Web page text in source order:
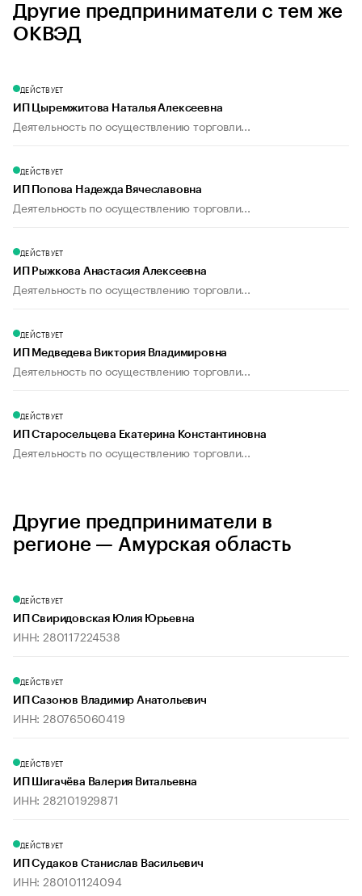
Другие предприниматели с тем же
ОКВЭД
ДЕЙСТВУЕТ
ИП Цыремжитова Наталья Алексеевна
Деятельность по осуществлению торговли...
ДЕЙСТВУЕТ
ИП Попова Надежда Вячеславовна
Деятельность по осуществлению торговли...
ДЕЙСТВУЕТ
ИП Рыжкова Анастасия Алексеевна
Деятельность по осуществлению торговли...
ДЕЙСТВУЕТ
ИП Медведева Виктория Владимировна
Деятельность по осуществлению торговли...
ДЕЙСТВУЕТ
ИП Старосельцева Екатерина Константиновна
Деятельность по осуществлению торговли...
Другие предприниматели в
регионе — Амурская область
ДЕЙСТВУЕТ
ИП Свиридовская Юлия Юрьевна
ИНН: 280117224538
ДЕЙСТВУЕТ
ИП Сазонов Владимир Анатольевич
ИНН: 280765060419
ДЕЙСТВУЕТ
ИП Шигачёва Валерия Витальевна
ИНН: 282101929871
ДЕЙСТВУЕТ
ИП Судаков Станислав Васильевич
ИНН: 280101124094